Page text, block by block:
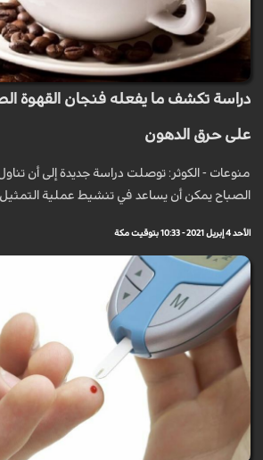
دراسة تكشف ما يفعله فنجان القهوة
على حرق الدهون
منوعات - الكوثر: توصلت دراسة جديدة إلى أن
الصباح يمكن أن يساعد في تنشيط عملية التمثيل
الأحد 4 إبريل 2021 - 10:33 بتوقيت مكة